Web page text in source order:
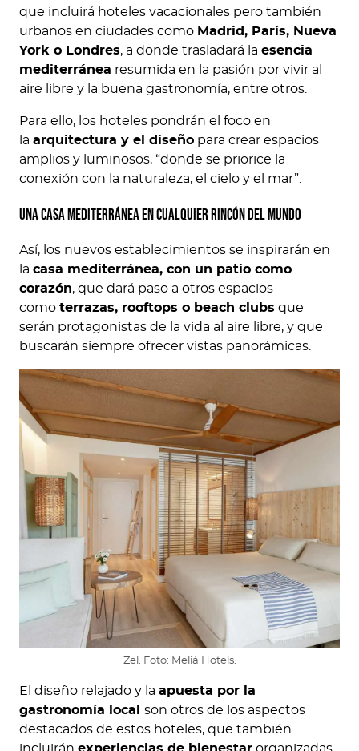
que incluirá hoteles vacacionales pero también
urbanos en ciudades como Madrid, París, Nueva
York o Londres, a donde trasladará la esencia
mediterránea resumida en la pasión por vivir al
aire libre y la buena gastronomía, entre otros.
Para ello, los hoteles pondrán el foco en
la arquitectura y el diseño para crear espacios
amplios y luminosos, “donde se priorice la
conexión con la naturaleza, el cielo y el mar”.
Una casa mediterránea en cualquier rincón del mundo
Así, los nuevos establecimientos se inspirarán en
la casa mediterránea, con un patio como
corazón, que dará paso a otros espacios
como terrazas, rooftops o beach clubs que
serán protagonistas de la vida al aire libre, y que
buscarán siempre ofrecer vistas panorámicas.
Zel. Foto: Meliá Hotels.
El diseño relajado y la apuesta por la
gastronomía local son otros de los aspectos
destacados de estos hoteles, que también
incluirán experiencias de bienestar organizadas